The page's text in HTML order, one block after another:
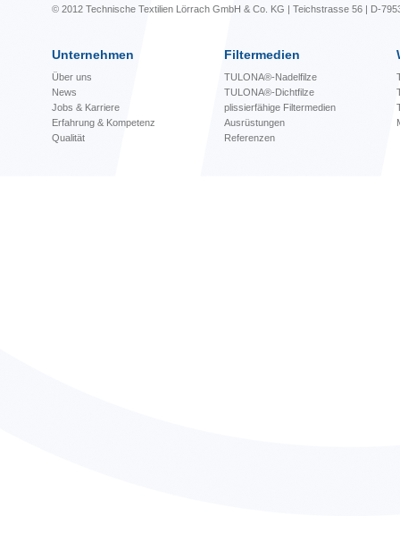
© 2012 Technische Textilien Lörrach GmbH & Co. KG | Teichstrasse 56 | D-
Unternehmen Filtermedien
Über uns
News
Jobs & Karriere
Erfahrung & Kompetenz
Qualität
TULONA®-Nadelfilze
TULONA®-Dichtfilze
plissierfähige Filtermedien
Ausrüstungen
Referenzen